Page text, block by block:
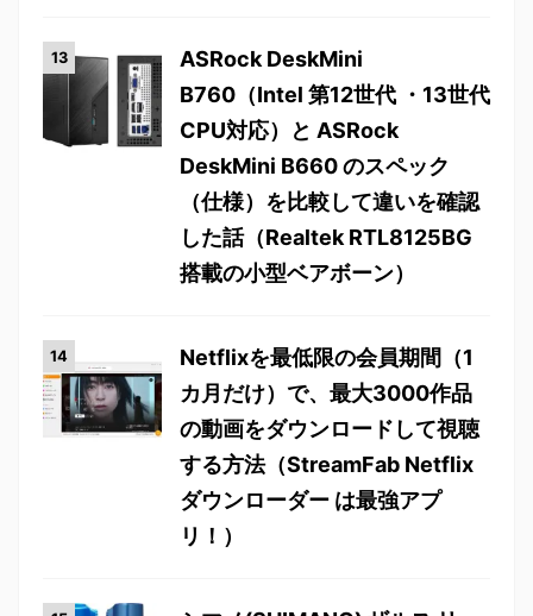
ASRock DeskMini
B760（Intel 第12世代 ・13世代
CPU対応）と ASRock
DeskMini B660 のスペック
（仕様）を比較して違いを確認
した話（Realtek RTL8125BG
搭載の小型ベアボーン）
Netflixを最低限の会員期間（1
カ月だけ）で、最大3000作品
の動画をダウンロードして視聴
する方法（StreamFab Netflix
ダウンローダー は最強アプ
リ！）